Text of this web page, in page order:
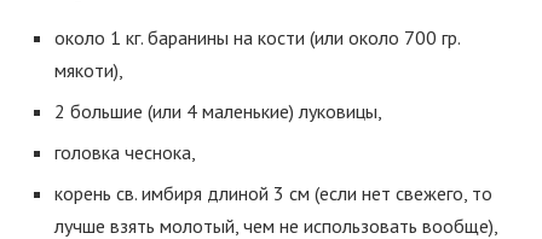
около 1 кг. баранины на кости (или около 700 гр.
мякоти),
2 большие (или 4 маленькие) луковицы,
головка чеснока,
корень св. имбиря длиной 3 см (если нет свежего, то
лучше взять молотый, чем не использовать вообще),